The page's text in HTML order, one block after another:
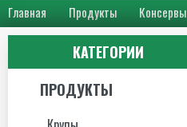
Главная Продукты Консервы
КАТЕГОРИИ
ПРОДУКТЫ